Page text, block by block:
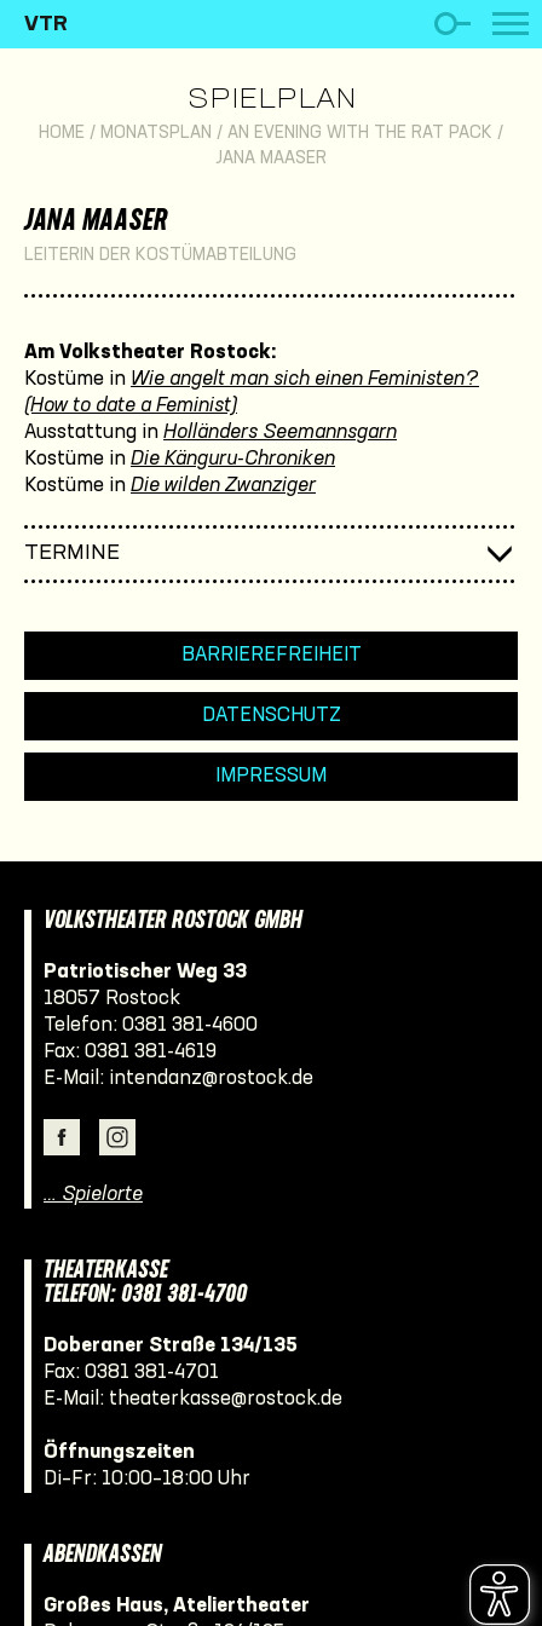
VTR
SPIELPLAN
HOME / MONATSPLAN / AN EVENING WITH THE RAT PACK /
JANA MAASER
JANA MAASER
LEITERIN DER KOSTÜMABTEILUNG
Am Volkstheater Rostock:
Kostüme in Wie angelt man sich einen Feministen?
(How to date a Feminist)
Ausstattung in Holländers Seemannsgarn
Kostüme in Die Känguru-Chroniken
Kostüme in Die wilden Zwanziger
TERMINE
BARRIEREFREIHEIT
DATENSCHUTZ
IMPRESSUM
VOLKSTHEATER ROSTOCK GMBH
Patriotischer Weg 33
18057 Rostock
Telefon: 0381 381-4600
Fax: 0381 381-4619
E-Mail: intendanz@rostock.de
… Spielorte
THEATERKASSE
TELEFON: 0381 381-4700
Doberaner Straße 134/135
Fax: 0381 381-4701
E-Mail: theaterkasse@rostock.de
Öffnungszeiten
Di–Fr: 10:00–18:00 Uhr
ABENDKASSEN
Großes Haus, Ateliertheater